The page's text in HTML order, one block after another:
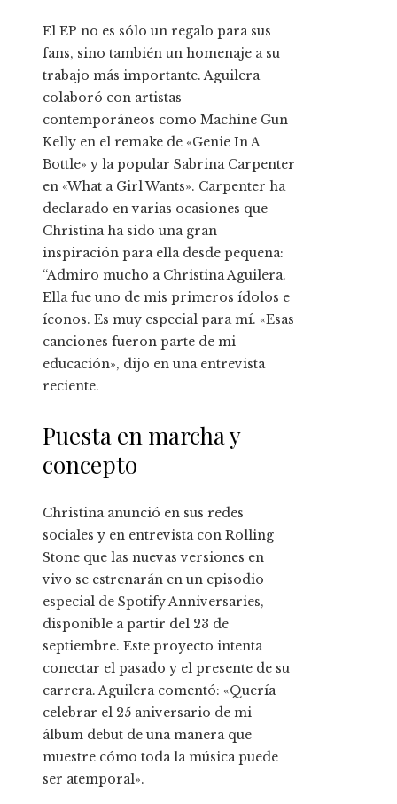
El EP no es sólo un regalo para sus
fans, sino también un homenaje a su
trabajo más importante. Aguilera
colaboró ​​con artistas
contemporáneos como Machine Gun
Kelly en el remake de «Genie In A
Bottle» y la popular Sabrina Carpenter
en «What a Girl Wants». Carpenter ha
declarado en varias ocasiones que
Christina ha sido una gran
inspiración para ella desde pequeña:
“Admiro mucho a Christina Aguilera.
Ella fue uno de mis primeros ídolos e
íconos. Es muy especial para mí. «Esas
canciones fueron parte de mi
educación», dijo en una entrevista
reciente.
Puesta en marcha y
concepto
Christina anunció en sus redes
sociales y en entrevista con Rolling
Stone que las nuevas versiones en
vivo se estrenarán en un episodio
especial de Spotify Anniversaries,
disponible a partir del 23 de
septiembre. Este proyecto intenta
conectar el pasado y el presente de su
carrera. Aguilera comentó: «Quería
celebrar el 25 aniversario de mi
álbum debut de una manera que
muestre cómo toda la música puede
ser atemporal».